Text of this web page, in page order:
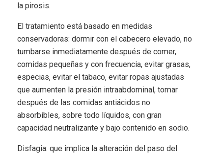
la pirosis.
El tratamiento está basado en medidas
conservadoras: dormir con el cabecero elevado, no
tumbarse inmediatamente después de comer,
comidas pequeñas y con frecuencia, evitar grasas,
especias, evitar el tabaco, evitar ropas ajustadas
que aumenten la presión intraabdominal, tomar
después de las comidas antiácidos no
absorbibles, sobre todo líquidos, con gran
capacidad neutralizante y bajo contenido en sodio.
Disfagia: que implica la alteración del paso del